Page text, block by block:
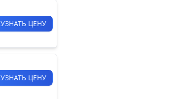
УЗНАТЬ ЦЕНУ
УЗНАТЬ ЦЕНУ